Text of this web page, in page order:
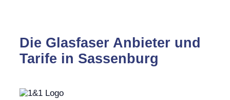
Die Glasfaser Anbieter und
Tarife in Sassenburg